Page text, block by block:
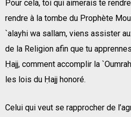
Pour cela, toi qui aimerais te
rendre à la tombe du Prophète
`alayhi wa sallam, viens assister
de la Religion afin que tu
Ḥajj, comment accomplir la
les lois du Ḥajj honoré.
Celui qui veut se rapprocher de